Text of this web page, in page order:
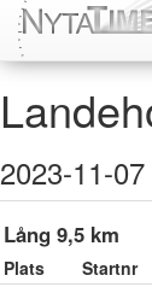
2023-11-07
Lång 9,5 km
Plats Startnr